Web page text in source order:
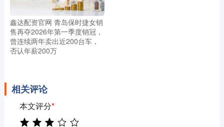
鑫达配资官网 青岛保时捷女销
售再夺2026年第一季度销冠，
曾连续两年卖出近200台车，
否认年薪200万
相关评论
本文评分*